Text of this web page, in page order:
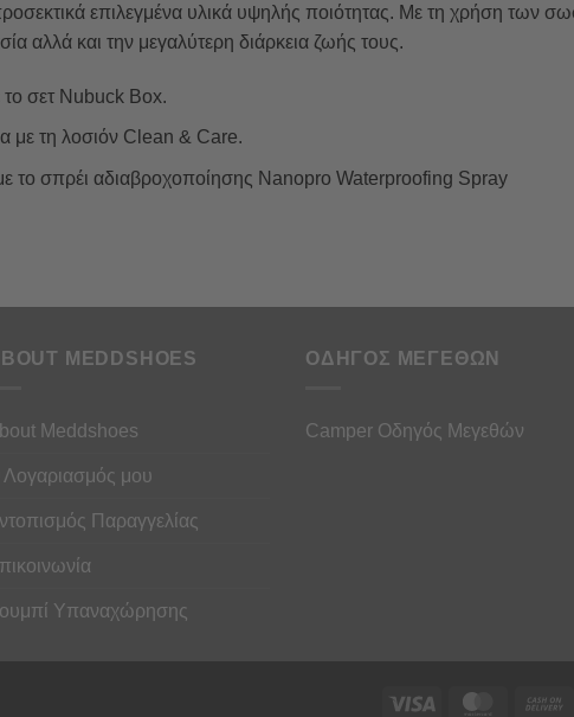
επιλεγμένα υλικά υψηλής ποιότητας. Με τη χρήση των
αλλά και την μεγαλύτερη διάρκεια ζωής τους.
το σετ Nubuck Box.
με τη λοσιόν Clean & Care.
το σπρέι αδιαβροχοποίησης Nanopro Waterproofing Spray
MEDDSHOES
Meddshoes
μου
Παραγγελίας
Υπαναχώρησης
ΟΔΗΓΟΣ ΜΕΓΕΘΩΝ
Camper Οδηγός Μεγεθών
Visa